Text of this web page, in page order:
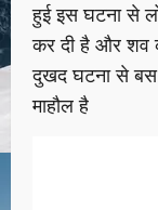
हुई इस घटना से
कर दी है और शव
दुखद घटना से बस
माहौल है